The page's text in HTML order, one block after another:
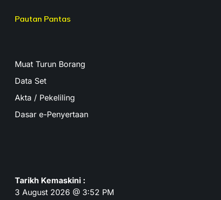
Pautan Pantas
Muat Turun Borang
Data Set
Akta / Pekeliling
Dasar e-Penyertaan
Tarikh Kemaskini :
3 August 2026 @ 3:52 PM